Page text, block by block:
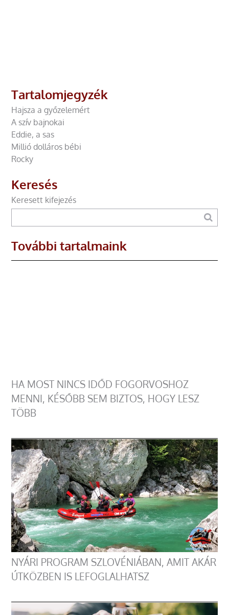
Tartalomjegyzék
Hajsza a győzelemért
A szív bajnokai
Eddie, a sas
Millió dolláros bébi
Rocky
Keresés
Keresett kifejezés
További tartalmaink
HA MOST NINCS IDŐD FOGORVOSHOZ
MENNI, KÉSŐBB SEM BIZTOS, HOGY LESZ
TÖBB
NYÁRI PROGRAM SZLOVÉNIÁBAN, AMIT AKÁR
ÚTKÖZBEN IS LEFOGLALHATSZ